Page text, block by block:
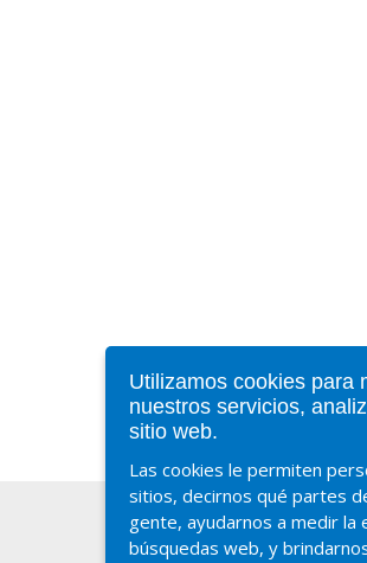
Utilizamos cookies para
nuestros servicios,
sitio web.
Las cookies le permiten
sitios, decirnos qué partes
gente, ayudarnos a medir la
búsquedas web, y